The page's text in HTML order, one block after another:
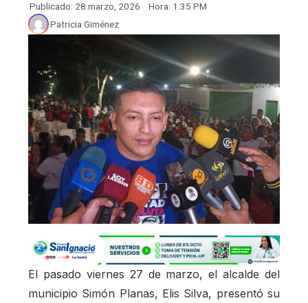
Publicado: 28 marzo, 2026 Hora: 1:35 PM
Patricia Giménez
El pasado viernes 27 de marzo, el alcalde del
municipio Simón Planas, Elis Silva, presentó su